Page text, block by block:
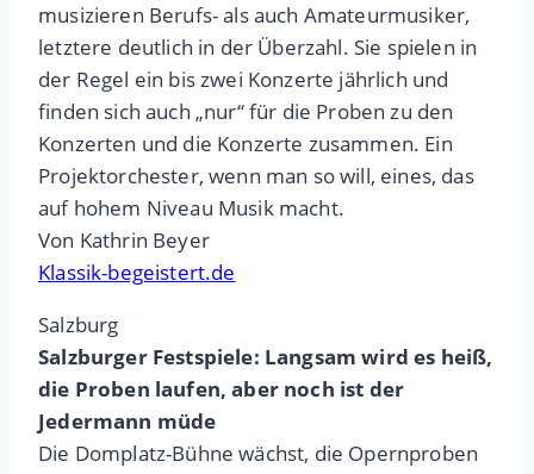
musizieren Berufs- als auch Amateurmusiker,
letztere deutlich in der Überzahl. Sie spielen in
der Regel ein bis zwei Konzerte jährlich und
finden sich auch „nur“ für die Proben zu den
Konzerten und die Konzerte zusammen. Ein
Projektorchester, wenn man so will, eines, das
auf hohem Niveau Musik macht.
Von Kathrin Beyer
Klassik-begeistert.de
Salzburg
Salzburger Festspiele: Langsam wird es heiß,
die Proben laufen, aber noch ist der
Jedermann müde
Die Domplatz-Bühne wächst, die Opernproben